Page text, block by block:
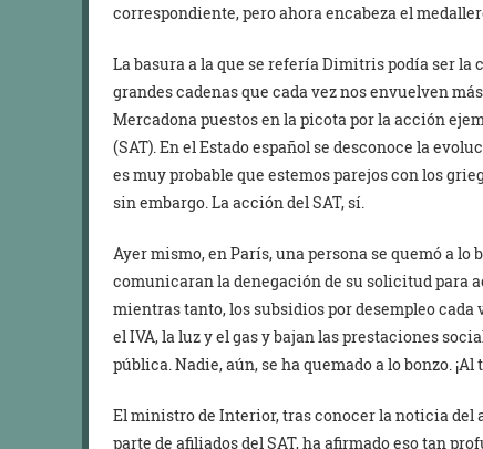
correspondiente, pero ahora encabeza el
La basura a la que se refería Dimitris podía ser
grandes cadenas que cada vez nos envuelven
Mercadona puestos en la picota por la acción
(SAT). En el Estado español se desconoce la
es muy probable que estemos parejos con los
sin embargo. La acción del SAT, sí.
Ayer mismo, en París, una persona se quemó a lo
comunicaran la denegación de su solicitud para
mientras tanto, los subsidios por desempleo
el IVA, la luz y el gas y bajan las prestaciones
pública. Nadie, aún, se ha quemado a lo bonzo. ¡Al
El ministro de Interior, tras conocer la noticia del
parte de afiliados del SAT, ha afirmado eso tan